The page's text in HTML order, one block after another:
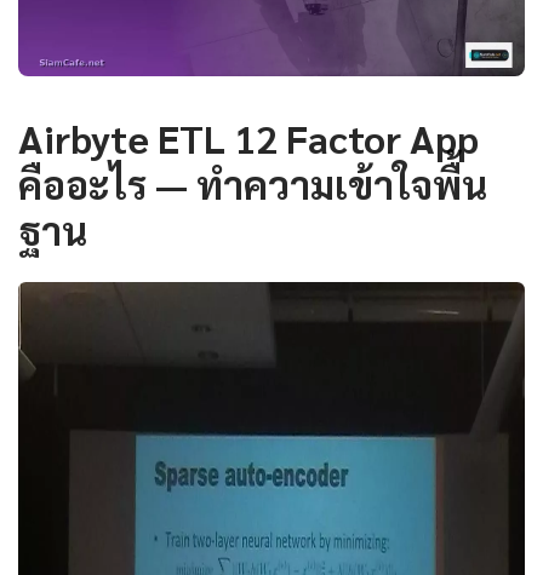
Airbyte ETL 12 Factor App
คืออะไร — ทำความเข้าใจพื้น
ฐาน